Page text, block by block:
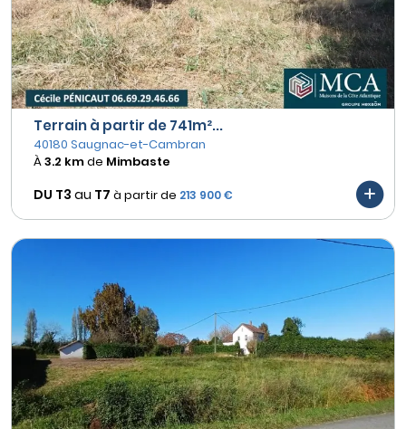
Terrain à partir de 741m²...
40180 Saugnac-et-Cambran
À3.2 kmde Mimbaste
DU T3 au T7 à partir de 213 900 €